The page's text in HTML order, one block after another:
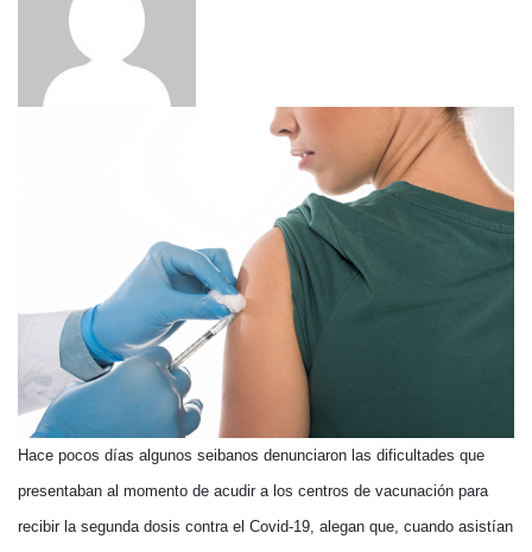
Hace pocos días algunos seibanos denunciaron las dificultades que
presentaban al momento de acudir a los centros de vacunación para
recibir la segunda dosis contra el Covid-19, alegan que, cuando asistían